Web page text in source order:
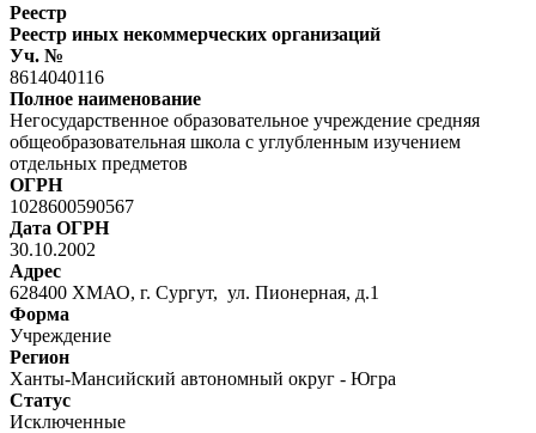
Реестр
Реестр иных некоммерческих организаций
Уч. №
8614040116
Полное наименование
Негосударственное образовательное учреждение средняя
общеобразовательная школа с углубленным изучением
отдельных предметов
ОГРН
1028600590567
Дата ОГРН
30.10.2002
Адрес
628400 ХМАО, г. Сургут, ул. Пионерная, д.1
Форма
Учреждение
Регион
Ханты-Мансийский автономный округ - Югра
Статус
Исключенные